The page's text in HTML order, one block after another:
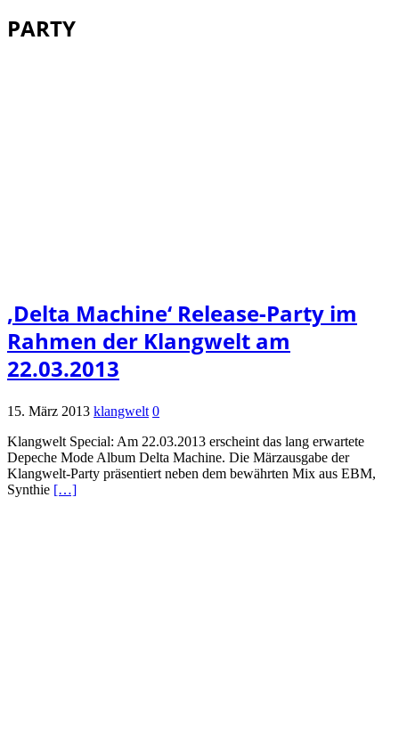
PARTY
‚Delta Machine‘ Release-Party im
Rahmen der Klangwelt am
22.03.2013
15. März 2013 klangwelt 0
Klangwelt Special: Am 22.03.2013 erscheint das lang erwartete
Depeche Mode Album Delta Machine. Die Märzausgabe der
Klangwelt-Party präsentiert neben dem bewährten Mix aus EBM,
Synthie […]